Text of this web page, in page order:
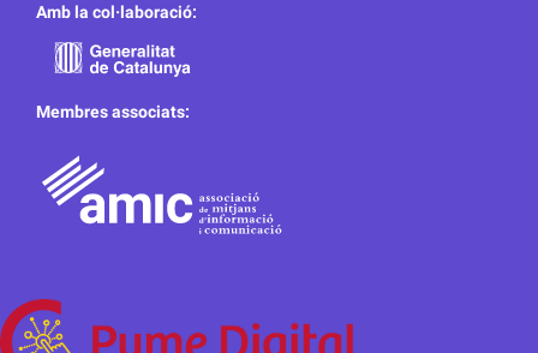
Amb la col·laboració:
Membres associats: